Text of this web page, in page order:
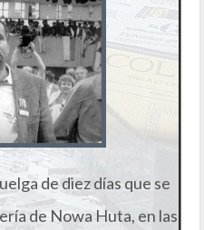
de diez días que se
de Nowa Huta, en las